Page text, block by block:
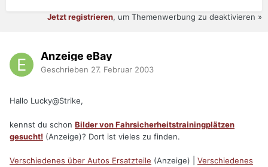
Jetzt registrieren, um Themenwerbung zu deaktivieren »
Anzeige eBay
Geschrieben 27. Februar 2003
Hallo Lucky@Strike,
kennst du schon Bilder von Fahrsicherheitstrainingplätzen
gesucht! (Anzeige)? Dort ist vieles zu finden.
Verschiedenes über Autos Ersatzteile (Anzeige) | Verschiedenes